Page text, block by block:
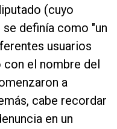
(cuyo
definía como "un
usuarios
el nombre del
a
cabe recordar
en un